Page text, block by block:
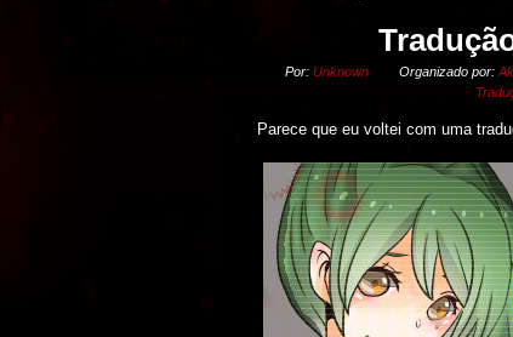
Por: Unknown Organizado por:
Parece que eu voltei com uma